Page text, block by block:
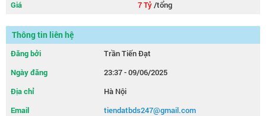
Giá
7 Tỷ/tổng
Thông tin liên hệ
Đăng bởi
Trần Tiến Đạt
Ngày đăng
23:37 - 09/06/2025
Địa chỉ
Hà Nội
Email
tiendatbds247@gmail.com